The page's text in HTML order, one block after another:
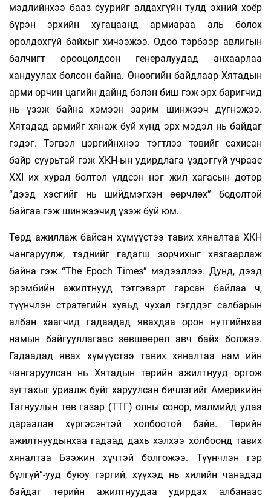
мэдлийнхээ бааз суурийг алдахгүйн тулд эхний хоёр
бүрэн эрхийн хугацаанд армиараа аль болох
оролдохгүй байхыг хичээжээ. Одоо тэрбээр авлигын
балчигт орооцолдсон генералуудад анхаарлаа
хандуулах болсон байна. Өнөөгийн байдлаар Хятадын
арми орчин цагийн дайнд бэлэн биш гэж эрх баригчид
нь үзэж байна хэмээн зарим шинжээч дүгнэжээ.
Хятадад армийг хянаж буй хүнд эрх мэдэл нь байдаг
гэдэг. Тэгвэл цэргийнхнээ тэгтлээ төвийг сахисан
байр суурьтай гэж ХКН-ын удирдлага үздэггүй учраас
XXI их хурал болтол үлдсэн нэг жил хагасын дотор
“дээд хэсгийг нь шийдмэгхэн өөрчлөх” бодолтой
байгаа гэж шинжээчид үзэж буй юм.
Төрд ажиллаж байсан хүмүүстээ тавих хяналтаа ХКН
чангаруулж, тэднийг гадагш зорчихыг хязгаарлаж
байна гэж “The Epoch Times” мэдээллээ. Дунд, дээд
эрэмбийн ажилтнууд тэтгэвэрт гарсан байлаа ч,
түүнчлэн стратегийн хувьд чухал гэгддэг салбарын
албан хаагчид гадаадад явахдаа орон нутгийнхаа
намын байгууллагаас зөвшөөрөл авч байх болжээ.
Гадаадад явах хүмүүстээ тавих хяналтаа нам ийн
чангаруулсан нь Хятадын төрийн ажилтнууд оргож
зугтахыг уриалж буйг харуулсан бичлэгийг Америкийн
Тагнуулын төв газар (ТТГ) олны сонор, мэлмийд удаа
дараалан хүргэсэнтэй холбоотой байв. Төрийн
ажилтнуудынхаа гадаад дахь хэлхээ холбоонд тавих
хяналтаа Бээжин хүчтэй болгожээ. Түүнчлэн гэр
бүлгүй”-ууд буюу гэргий, хүүхэд нь хилийн чанадад
байдаг төрийн ажилтнуудаа удирдах албанаас